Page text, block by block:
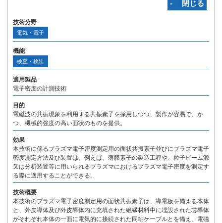
‐ 閉じる
技術分野
電気・電子
機能
検査・検出
適用製品
電子密度の計測技術
目的
電磁波の共振現象を利用する共振素子を採用しつつ、製作が容易で、か
つ、機械的強度の高い面状のものを提供。
効果
本技術に係るプラズマ電子密度測定用の面状共振素子並びにプラズマ電子
密度測定方法及び装置は、例えば、薄膜素子の製造工程や、粒子ビーム源
又は分析装置等に用いられるプラズマにおけるプラズマ電子密度を測定す
る際に適用することができる。
技術概要
本技術のプラズマ電子密度測定用の面状共振素子は、導電板を備える本体
と、外皮導体及び外皮導体内に充填された絶縁材料中に埋設された芯導体
がそれぞれ本体の一面に電気的に接続された同軸ケーブルとを備え、電磁